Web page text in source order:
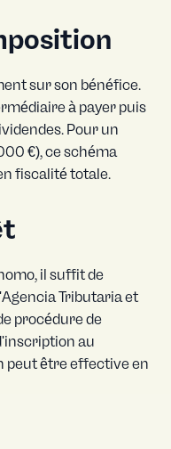
sur son bénéfice.
à payer puis
Pour un
€), ce schéma
fiscalité totale.
il suffit de
Tributaria et
procédure de
au
peut être effective en